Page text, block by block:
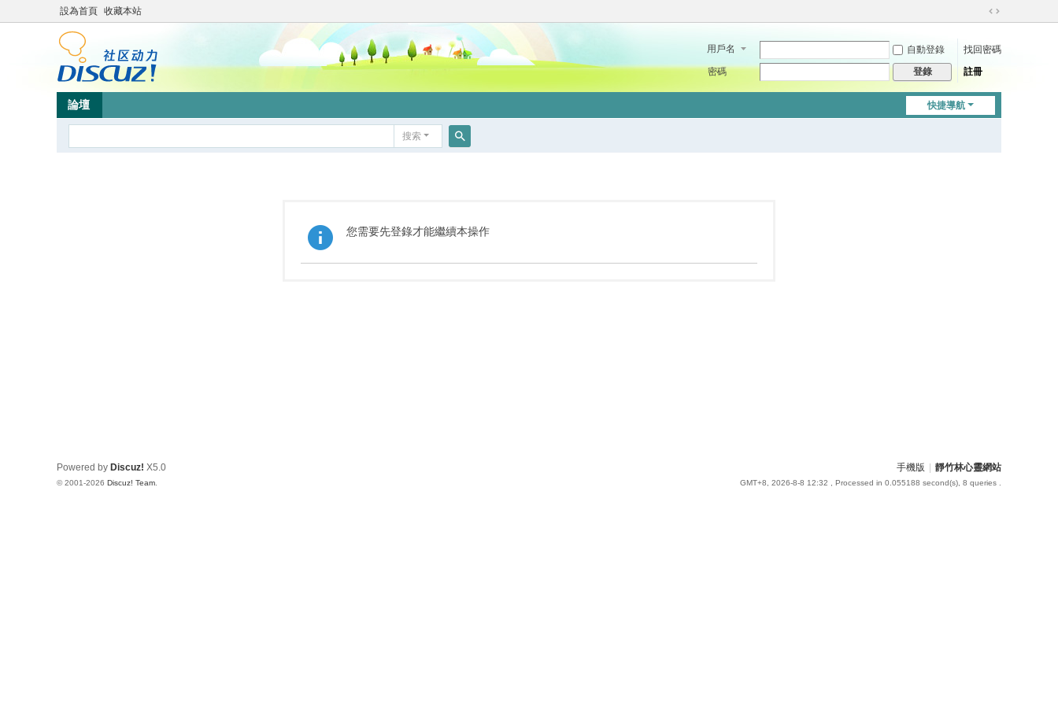
設為首頁 收藏本站
切
到
用戶名 自動登錄
找回密碼
密碼
登錄 註冊
快捷導航
論壇
搜索
您需要先登錄才能繼續本操作
手機版 靜竹林心靈網站
GMT+8, 2026-8-8 12:32 , Processed in 0.055188 second(s), 8 queries .
Powered by Discuz! X5.0
© 2001-2026 Discuz! Team